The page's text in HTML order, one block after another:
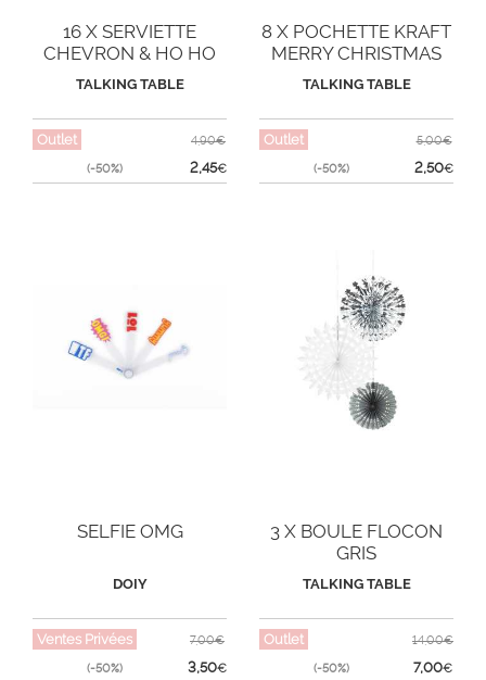
16 X SERVIETTE
CHEVRON & HO HO
HO
TALKING TABLE
Outlet
(-50%)
4,90€
2,45€
8 X POCHETTE KRAFT
MERRY CHRISTMAS
TALKING TABLE
Outlet
(-50%)
5,00€
2,50€
SELFIE OMG
DOIY
Ventes Privées
(-50%)
7,00€
3,50€
3 X BOULE FLOCON
GRIS
TALKING TABLE
Outlet
(-50%)
14,00€
7,00€